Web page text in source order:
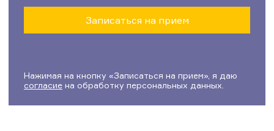
Нажимая на кнопку «Записаться на прием», я даю
согласие на обработку персональных данных.